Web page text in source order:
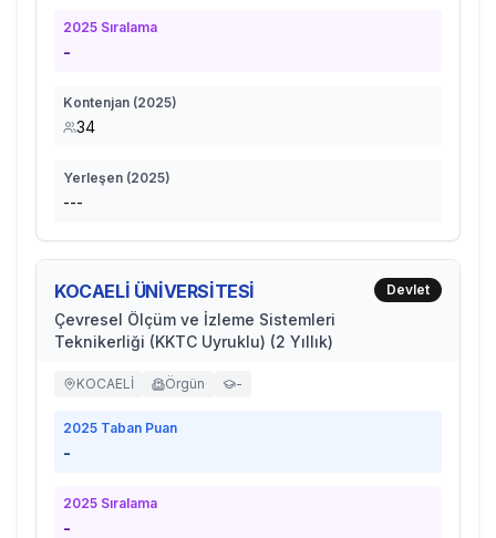
2025 Sıralama
-
Kontenjan (2025)
34
Yerleşen (2025)
---
KOCAELİ ÜNİVERSİTESİ
Çevresel Ölçüm ve İzleme Sistemleri
Teknikerliği (KKTC Uyruklu) (2 Yıllık)
Devlet
KOCAELİ Örgün -
2025 Taban Puan
-
2025 Sıralama
-